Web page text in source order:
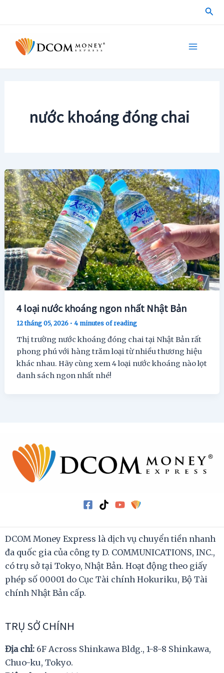
nước khoáng đóng chai
4 loại nước khoáng ngon nhất Nhật Bản
12 tháng 05, 2026 •4 minutes of reading
Thị trường nước khoáng đóng chai tại Nhật Bản rất
phong phú với hàng trăm loại từ nhiều thương hiệu
khác nhau. Hãy cùng xem 4 loại nước khoáng nào lọt
danh sách ngon nhất nhé!
DCOM Money Express là dịch vụ chuyển tiền nhanh
đa quốc gia của công ty D. COMMUNICATIONS, INC.,
có trụ sở tại Tokyo, Nhật Bản. Hoạt động theo giấy
phép số 00001 do Cục Tài chính Hokuriku, Bộ Tài
chính Nhật Bản cấp.
TRỤ SỞ CHÍNH
Địa chỉ: 6F Across Shinkawa Bldg., 1-8-8 Shinkawa,
Chuo-ku, Tokyo.